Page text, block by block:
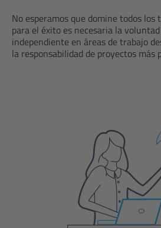
No esperamos que domine todos los
para el éxito es necesaria la
independiente en áreas de trabajo
la responsabilidad de proyectos más